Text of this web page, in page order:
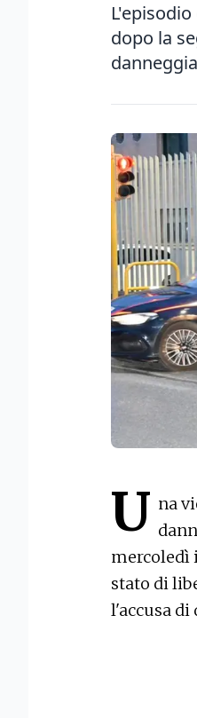
dopo la
U na
mercoledì
stato di
l'accusa di